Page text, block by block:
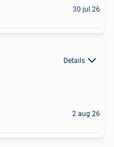
30 jul 26
Details
2 aug 26